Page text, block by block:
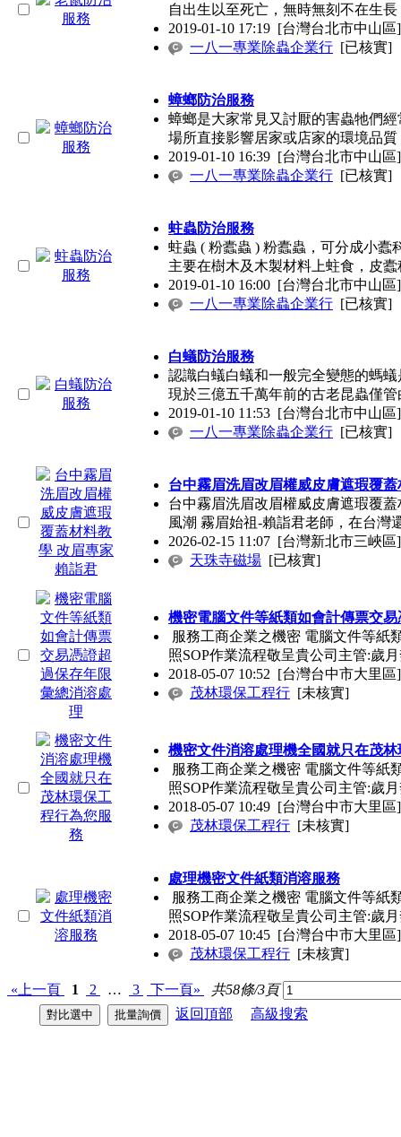
自出生以至死亡，無時無刻不在生長
2019-01-10 17:19 [台灣台北市中山區]
一八一專業除蟲企業行 [已核實]
蟑螂防治服務
蟑螂是大家常見又討厭的害蟲牠們
場所直接影響居家或店家的環境品質
2019-01-10 16:39 [台灣台北市中山區]
一八一專業除蟲企業行 [已核實]
蛀蟲防治服務
蛀蟲 ( 粉蠹蟲 ) 粉蠹蟲，可分成小
主要在樹木及木製材料上蛀食，皮蠹
2019-01-10 16:00 [台灣台北市中山區]
一八一專業除蟲企業行 [已核實]
白蟻防治服務
認識白蟻白蟻和一般完全變態的螞
現於三億五千萬年前的古老昆蟲僅管
2019-01-10 11:53 [台灣台北市中山區]
一八一專業除蟲企業行 [已核實]
台中霧眉洗眉改眉權威皮膚遮瑕覆
台中霧眉洗眉改眉權威皮膚遮瑕覆
風潮 霧眉始祖-賴詣君老師，在台灣
2026-02-15 11:07 [台灣新北市三峽區]
天珠寺磁場 [已核實]
機密電腦文件等紙類如會計傳票交
服務工商企業之機密 電腦文件等紙
照SOP作業流程敬呈貴公司主管:歲
2018-05-07 10:52 [台灣台中市大里區]
茂林環保工程行 [未核實]
機密文件消溶處理機全國就只在茂
服務工商企業之機密 電腦文件等紙
照SOP作業流程敬呈貴公司主管:歲
2018-05-07 10:49 [台灣台中市大里區]
茂林環保工程行 [未核實]
處理機密文件紙類消溶服務
服務工商企業之機密 電腦文件等紙
照SOP作業流程敬呈貴公司主管:歲
2018-05-07 10:45 [台灣台中市大里區]
茂林環保工程行 [未核實]
«上一頁 1 2 … 3 下一頁»
共58條/3頁
返回頂部
高級搜索